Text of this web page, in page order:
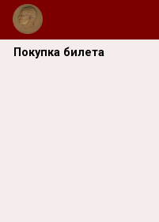
Покупка билета